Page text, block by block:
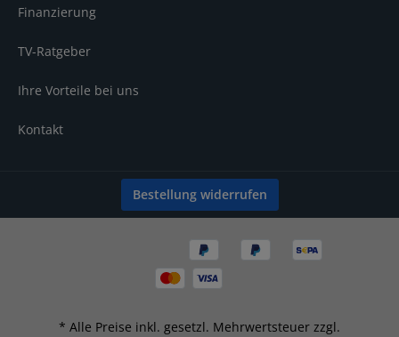
Finanzierung
TV-Ratgeber
Ihre Vorteile bei uns
Kontakt
Bestellung widerrufen
* Alle Preise inkl. gesetzl. Mehrwertsteuer zzgl.